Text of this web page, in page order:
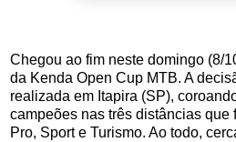
Chegou ao fim neste domingo (8/
da Kenda Open Cup MTB. A
realizada em Itapira (SP),
campeões nas três distâncias que
Pro, Sport e Turismo. Ao todo,